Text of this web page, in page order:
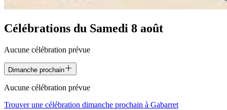
Célébrations du Samedi 8 août
Aucune célébration prévue
Dimanche prochain
Aucune célébration prévue
Trouver une célébration dimanche prochain à Gabarret